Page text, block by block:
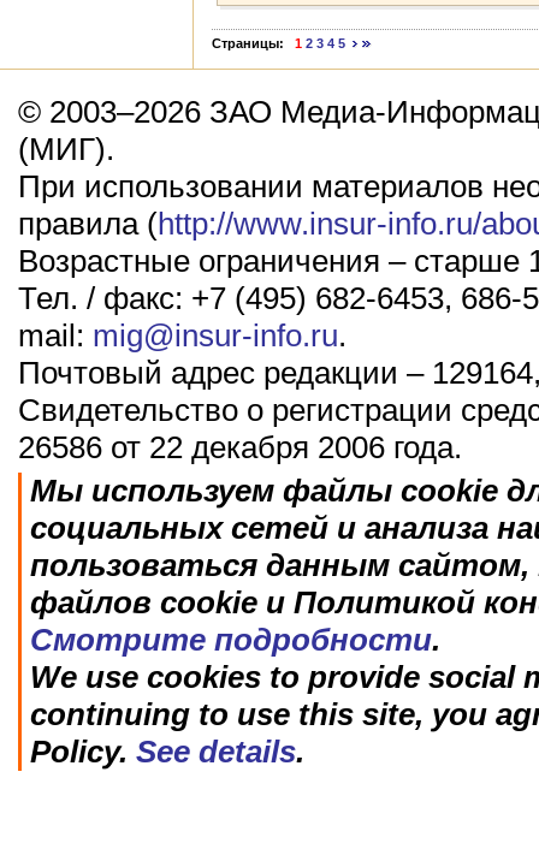
Страницы: 1 2 3 4 5
© 2003–2026 ЗАО Медиа-
(МИГ).
При использовании материалов
правила (http://www.insur-info.ru/
Возрастные ограничения – старше
Тел. / факс: +7 (495) 682-6453, 686-
mail: mig@insur-info.ru.
Почтовый адрес редакции –
Свидетельство о регистрации
26586 от 22 декабря 2006 года.
Мы используем файлы cookie
социальных сетей и анализа
пользоваться данным
файлов cookie и Политикой
Смотрите подробности.
We use cookies to provide social
continuing to use this site, you
Policy. See details.